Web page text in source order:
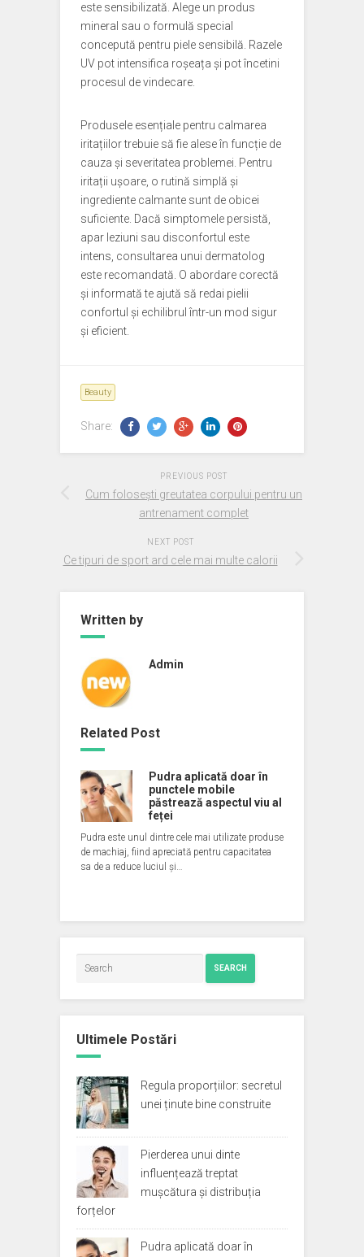
este sensibilizată. Alege un produs
mineral sau o formulă special
concepută pentru piele sensibilă. Razele
UV pot intensifica roșeața și pot încetini
procesul de vindecare.
Produsele esențiale pentru calmarea
iritațiilor trebuie să fie alese în funcție de
cauza și severitatea problemei. Pentru
iritații ușoare, o rutină simplă și
ingrediente calmante sunt de obicei
suficiente. Dacă simptomele persistă,
apar leziuni sau disconfortul este
intens, consultarea unui dermatolog
este recomandată. O abordare corectă
și informată te ajută să redai pielii
confortul și echilibrul într-un mod sigur
și eficient.
Beauty
Share:
PREVIOUS POST
Cum folosești greutatea corpului pentru un
antrenament complet
NEXT POST
Ce tipuri de sport ard cele mai multe calorii
Written by
Admin
Related Post
Pudra aplicată doar în
punctele mobile
păstrează aspectul viu al
feței
Pudra este unul dintre cele mai utilizate produse
de machiaj, fiind apreciată pentru capacitatea
sa de a reduce luciul și…
SEARCH
Ultimele Postări
Regula proporțiilor: secretul
unei ținute bine construite
Pierderea unui dinte
influențează treptat
mușcătura și distribuția
forțelor
Pudra aplicată doar în